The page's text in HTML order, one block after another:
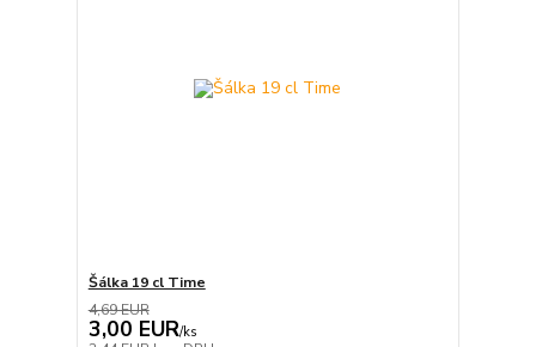
Šálka 19 cl Time
4,69 EUR
3,00 EUR/ks